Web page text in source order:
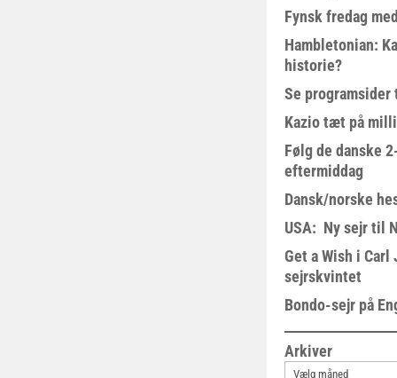
Fynsk fredag
Hambletonian:
historie?
Se
Kazio tæt på
Følg de danske
eftermiddag
Dansk/norske
USA: Ny sejr til
Get a Wish i Carl
sejrskvintet
Bondo-sejr på
Arkiver